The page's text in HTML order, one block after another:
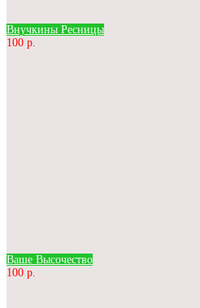
Внучкины Ресницы
100 р.
Ваше Высочество
100 р.